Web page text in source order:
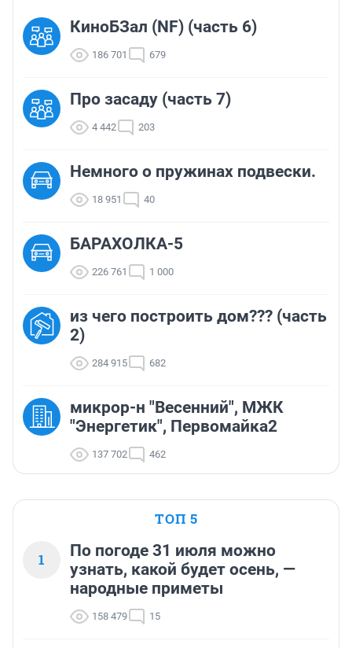
КиноБЗал (NF) (часть 6)
186 701 679
Про засаду (часть 7)
4 442 203
Немного о пружинах подвески.
18 951 40
БАРАХОЛКА-5
226 761 1 000
из чего построить дом??? (часть
2)
284 915 682
микрор-н "Весенний", МЖК
"Энергетик", Первомайка2
137 702 462
ТОП 5
1
По погоде 31 июля можно
узнать, какой будет осень, —
народные приметы
158 479 15